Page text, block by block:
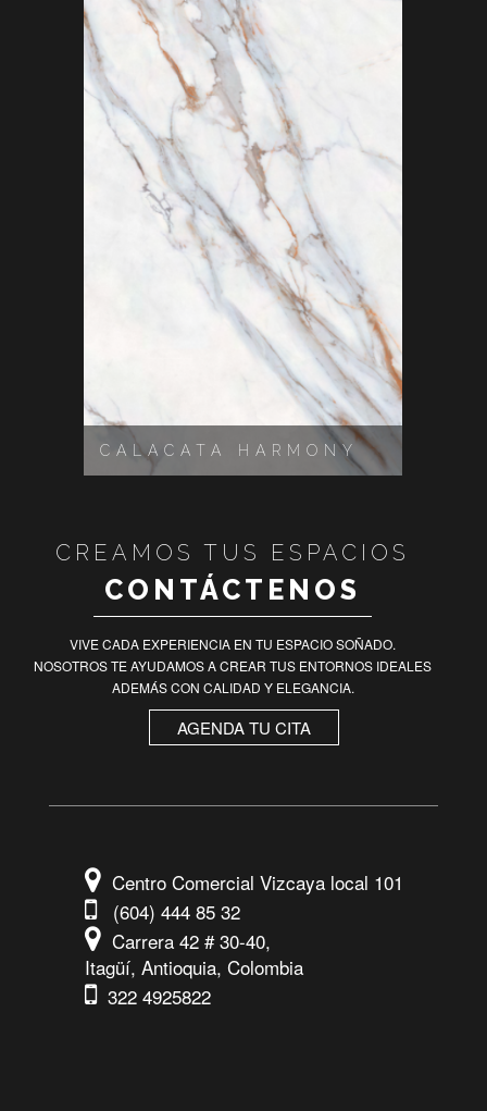
CALACATA HARMONY
CREAMOS TUS ESPACIOS
CONTÁCTENOS
VIVE CADA EXPERIENCIA EN TU ESPACIO SOÑADO.
NOSOTROS TE AYUDAMOS A CREAR TUS ENTORNOS IDEALES
ADEMÁS CON CALIDAD Y ELEGANCIA.
AGENDA TU CITA
Centro Comercial Vizcaya local 101
(604) 444 85 32
Carrera 42 # 30-40,
Itagüí, Antioquia, Colombia
322 4925822